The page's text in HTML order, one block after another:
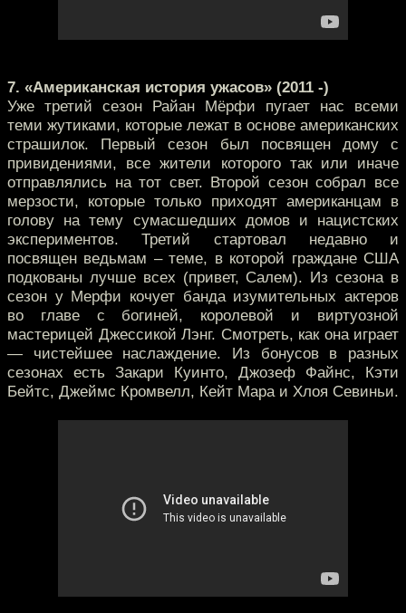
7. «Американская история ужасов» (2011 -)
Уже третий сезон Райан Мёрфи пугает нас всеми
теми жутиками, которые лежат в основе американских
страшилок. Первый сезон был посвящен дому с
привидениями, все жители которого так или иначе
отправлялись на тот свет. Второй сезон собрал все
мерзости, которые только приходят американцам в
голову на тему сумасшедших домов и нацистских
экспериментов. Третий стартовал недавно и
посвящен ведьмам – теме, в которой граждане США
подкованы лучше всех (привет, Салем). Из сезона в
сезон у Мерфи кочует банда изумительных актеров
во главе с богиней, королевой и виртуозной
мастерицей Джессикой Лэнг. Смотреть, как она играет
— чистейшее наслаждение. Из бонусов в разных
сезонах есть Закари Куинто, Джозеф Файнс, Кэти
Бейтс, Джеймс Кромвелл, Кейт Мара и Хлоя Севиньи.